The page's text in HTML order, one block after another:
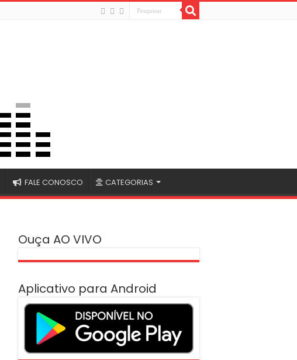
FALE CONOSCO CATEGORIAS
Ouça AO VIVO
Aplicativo para Android